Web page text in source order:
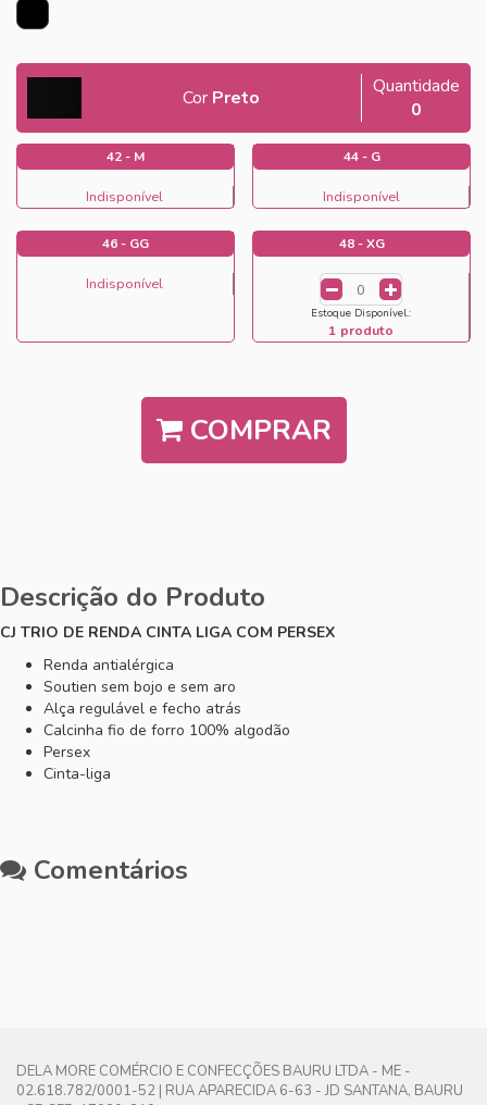
Cor Preto
Quantidade
0
42 - M
Indisponível
44 - G
Indisponível
46 - GG
Indisponível
48 - XG
Estoque Disponível.:
1 produto
COMPRAR
Descrição do Produto
CJ TRIO DE RENDA CINTA LIGA COM PERSEX
Renda antialérgica
Soutien sem bojo e sem aro
Alça regulável e fecho atrás
Calcinha fio de forro 100% algodão
Persex
Cinta-liga
Comentários
DELA MORE COMÉRCIO E CONFECÇÕES BAURU LTDA - ME -
02.618.782/0001-52 | RUA APARECIDA 6-63 - JD SANTANA, BAURU